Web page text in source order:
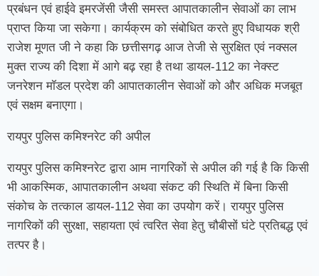
प्रबंधन एवं हाईवे इमरजेंसी जैसी समस्त आपातकालीन सेवाओं का लाभ
प्राप्त किया जा सकेगा। कार्यक्रम को संबोधित करते हुए विधायक श्री
राजेश मूणत जी ने कहा कि छत्तीसगढ़ आज तेजी से सुरक्षित एवं नक्सल
मुक्त राज्य की दिशा में आगे बढ़ रहा है तथा डायल-112 का नेक्स्ट
जनरेशन मॉडल प्रदेश की आपातकालीन सेवाओं को और अधिक मजबूत
एवं सक्षम बनाएगा।
रायपुर पुलिस कमिश्नरेट की अपील
रायपुर पुलिस कमिश्नरेट द्वारा आम नागरिकों से अपील की गई है कि किसी
भी आकस्मिक, आपातकालीन अथवा संकट की स्थिति में बिना किसी
संकोच के तत्काल डायल-112 सेवा का उपयोग करें। रायपुर पुलिस
नागरिकों की सुरक्षा, सहायता एवं त्वरित सेवा हेतु चौबीसों घंटे प्रतिबद्ध एवं
तत्पर है।